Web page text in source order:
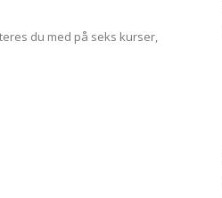
du med på seks kurser,